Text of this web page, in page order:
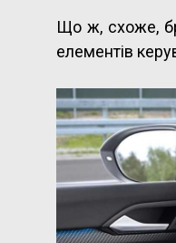
Що ж, схоже,
елементів